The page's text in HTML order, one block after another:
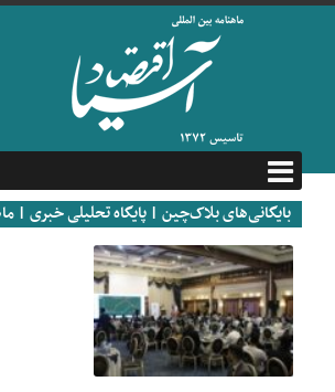
بایگانی‌های بلاک‌چین | پایگاه تحلیلی خبری |
19 ژوئن 2024